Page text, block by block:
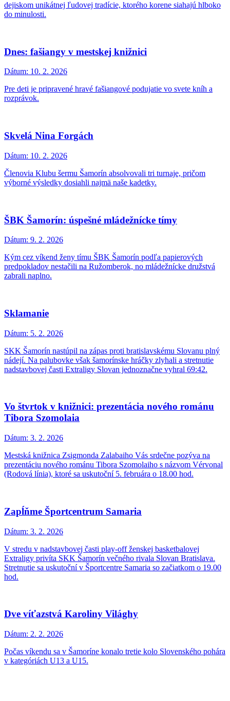
dejiskom unikátnej ľudovej tradície, ktorého korene siahajú hlboko
do minulosti.
Dnes: fašiangy v mestskej knižnici
Dátum: 10. 2. 2026
Pre deti je pripravené hravé fašiangové podujatie vo svete kníh a
rozprávok.
Skvelá Nina Forgách
Dátum: 10. 2. 2026
Členovia Klubu šermu Šamorín absolvovali tri turnaje, pričom
výborné výsledky dosiahli najmä naše kadetky.
ŠBK Šamorín: úspešné mládežnícke tímy
Dátum: 9. 2. 2026
Kým cez víkend ženy tímu ŠBK Šamorín podľa papierových
predpokladov nestačili na Ružomberok, no mládežnícke družstvá
zabrali naplno.
Sklamanie
Dátum: 5. 2. 2026
SKK Šamorín nastúpil na zápas proti bratislavskému Slovanu plný
nádejí. Na palubovke však šamorínske hráčky zlyhali a stretnutie
nadstavbovej časti Extraligy Slovan jednoznačne vyhral 69:42.
Vo štvrtok v knižnici: prezentácia nového románu
Tibora Szomolaia
Dátum: 3. 2. 2026
Mestská knižnica Zsigmonda Zalabaiho Vás srdečne pozýva na
prezentáciu nového románu Tibora Szomolaiho s názvom Vérvonal
(Rodová línia), ktoré sa uskutoční 5. februára o 18.00 hod.
Zapĺňme Športcentrum Samaria
Dátum: 3. 2. 2026
V stredu v nadstavbovej časti play-off ženskej basketbalovej
Extraligy privíta SKK Šamorín večného rivala Slovan Bratislava.
Stretnutie sa uskutoční v Športcentre Samaria so začiatkom o 19.00
hod.
Dve víťazstvá Karoliny Világhy
Dátum: 2. 2. 2026
Počas víkendu sa v Šamoríne konalo tretie kolo Slovenského pohára
v kategóriách U13 a U15.